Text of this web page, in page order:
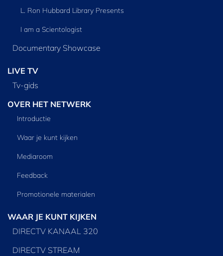
L. Ron Hubbard Library Presents
I am a Scientologist
Documentary Showcase
LIVE TV
Tv‑gids
OVER HET NETWERK
Introductie
Waar je kunt kijken
Mediaroom
Feedback
Promotionele materialen
WAAR JE KUNT KIJKEN
DIRECTV KANAAL 320
DIRECTV STREAM